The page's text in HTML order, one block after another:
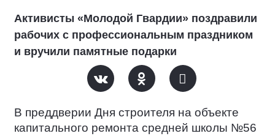
Активисты «Молодой Гвардии» поздравили
рабочих с профессиональным праздником
и вручили памятные подарки
В преддверии Дня строителя на объекте
капитального ремонта средней школы №56